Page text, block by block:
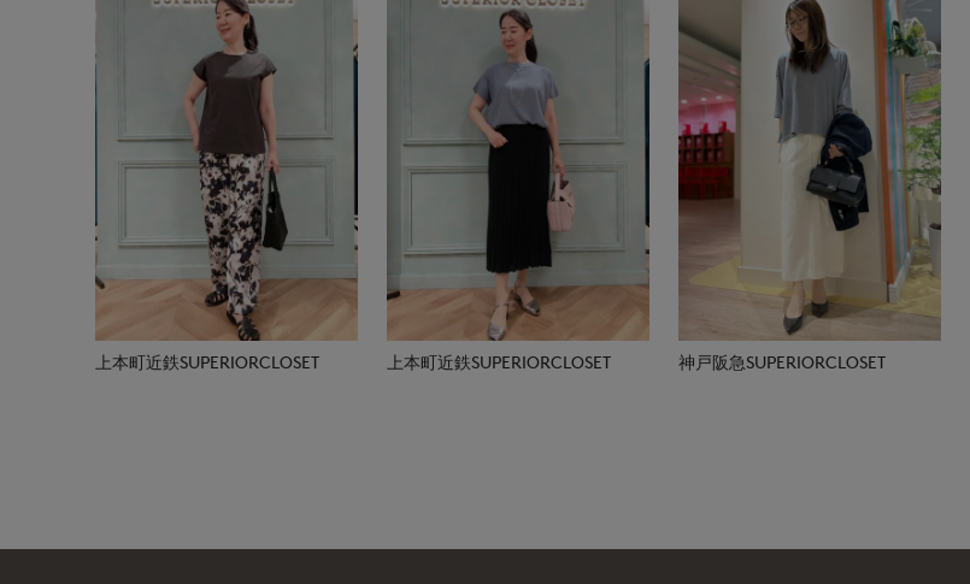
上本町近鉄SUPERIORCLOSET 上本町近鉄SUPERIORCLOSET 神戸阪急SUPERIORCLOSET